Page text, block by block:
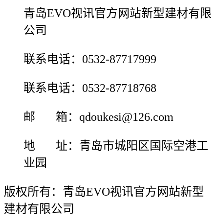
青岛EVO视讯官方网站新型建材有限
公司
联系电话：0532-87717999
联系电话：0532-87718768
邮 箱：qdoukesi@126.com
地 址：青岛市城阳区国际空港工
业园
版权所有：青岛EVO视讯官方网站新型
建材有限公司